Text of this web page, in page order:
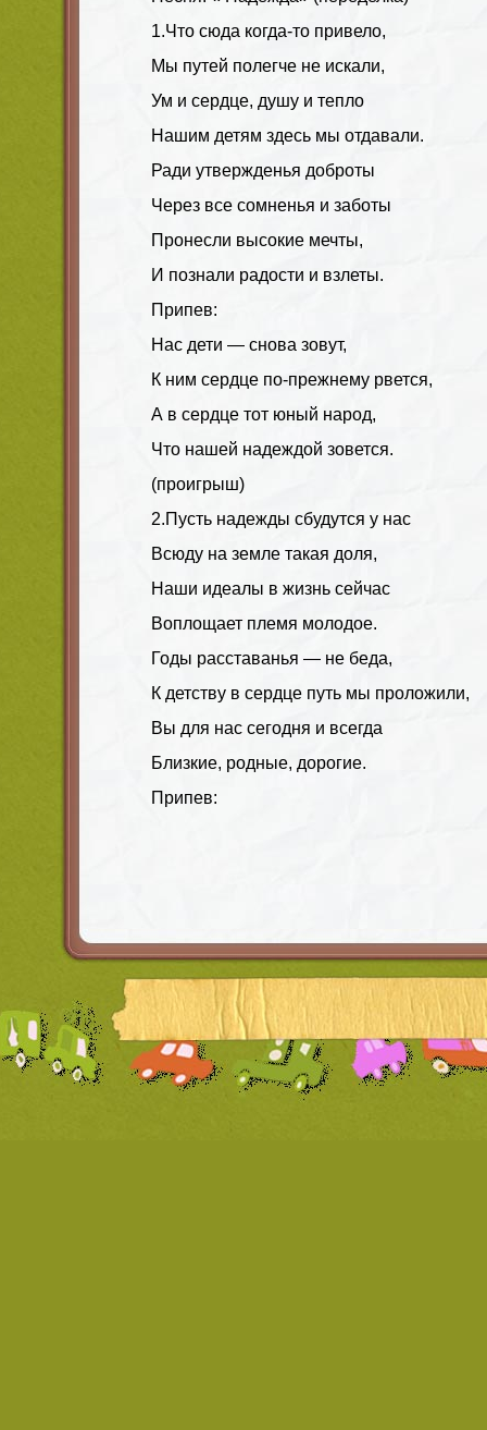
1.Что сюда когда-то привело,
Мы путей полегче не искали,
Ум и сердце, душу и тепло
Нашим детям здесь мы отдавали.
Ради утвержденья доброты
Через все сомненья и заботы
Пронесли высокие мечты,
И познали радости и взлеты.
Припев:
Нас дети — снова зовут,
К ним сердце по-прежнему рвется,
А в сердце тот юный народ,
Что нашей надеждой зовется.
(проигрыш)
2.Пусть надежды сбудутся у нас
Всюду на земле такая доля,
Наши идеалы в жизнь сейчас
Воплощает племя молодое.
Годы расставанья — не беда,
К детству в сердце путь мы проложили,
Вы для нас сегодня и всегда
Близкие, родные, дорогие.
Припев: